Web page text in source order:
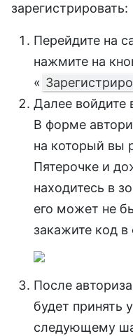
зарегистрировать:
Перейдите на
нажмите на
«
Далее войдите
В форме
на который вы
Пятерочке и
находитесь в
его может не
закажите код в
После
будет принять
следующему